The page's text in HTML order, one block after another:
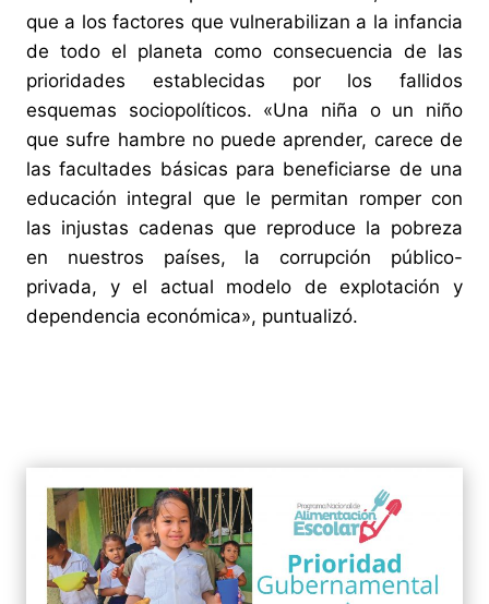
que a los factores que vulnerabilizan a la infancia
de todo el planeta como consecuencia de las
prioridades establecidas por los fallidos
esquemas sociopolíticos. «Una niña o un niño
que sufre hambre no puede aprender, carece de
las facultades básicas para beneficiarse de una
educación integral que le permitan romper con
las injustas cadenas que reproduce la pobreza
en nuestros países, la corrupción público-
privada, y el actual modelo de explotación y
dependencia económica», puntualizó.